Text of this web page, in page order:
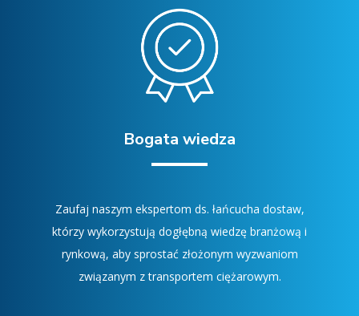
Bogata wiedza
Zaufaj naszym ekspertom ds. łańcucha dostaw,
którzy wykorzystują dogłębną wiedzę branżową i
rynkową, aby sprostać złożonym wyzwaniom
związanym z transportem ciężarowym.